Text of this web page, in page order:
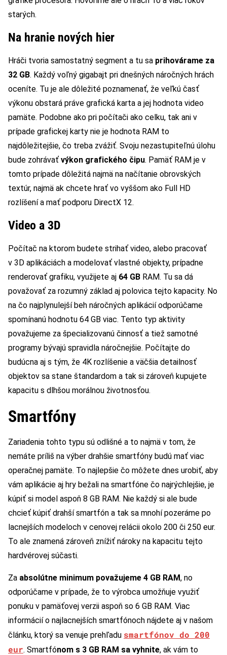
starých.
Na hranie nových hier
Hráči tvoria samostatný segment a tu sa prihovárame za
32 GB. Každý voľný gigabajt pri dnešných náročných hrách
oceníte. Tu je ale dôležité poznamenať, že veľkú časť
výkonu obstará práve grafická karta a jej hodnota video
pamäte. Podobne ako pri počítači ako celku, tak ani v
prípade grafickej karty nie je hodnota RAM to
najdôležitejšie, čo treba zvážiť. Svoju nezastupiteľnú úlohu
bude zohrávať výkon grafického čipu. Pamäť RAM je v
tomto prípade dôležitá najmä na načítanie obrovských
textúr, najmä ak chcete hrať vo vyššom ako Full HD
rozlíšení a mať podporu DirectX 12.
Video a 3D
Počítač na ktorom budete strihať video, alebo pracovať
v 3D aplikáciách a modelovať vlastné objekty, prípadne
renderovať grafiku, využijete aj 64 GB RAM. Tu sa dá
považovať za rozumný základ aj polovica tejto kapacity. No
na čo najplynulejší beh náročných aplikácií odporúčame
spomínanú hodnotu 64 GB viac. Tento typ aktivity
považujeme za špecializovanú činnosť a tiež samotné
programy bývajú spravidla náročnejšie. Počítajte do
budúcna aj s tým, že 4K rozlíšenie a väčšia detailnosť
objektov sa stane štandardom a tak si zároveň kupujete
kapacitu s dlhšou morálnou životnosťou.
Smartfóny
Zariadenia tohto typu sú odlišné a to najmä v tom, že
nemáte príliš na výber drahšie smartfóny budú mať viac
operačnej pamäte. To najlepšie čo môžete dnes urobiť, aby
vám aplikácie aj hry bežali na smartfóne čo najrýchlejšie, je
kúpiť si model aspoň 8 GB RAM. Nie každý si ale bude
chcieť kúpiť drahší smartfón a tak sa mnohí pozeráme po
lacnejších modeloch v cenovej relácii okolo 200 či 250 eur.
To ale znamená zároveň znížiť nároky na kapacitu tejto
hardvérovej súčasti.
Za absolútne minimum považujeme 4 GB RAM, no
odporúčame v prípade, že to výrobca umožňuje využiť
ponuku v pamäťovej verzii aspoň so 6 GB RAM. Viac
informácií o najlacnejších smartfónoch nájdete aj v našom
článku, ktorý sa venuje prehľadu smartfónov do 200
eur. Smartfónom s 3 GB RAM sa vyhnite, ak vám to